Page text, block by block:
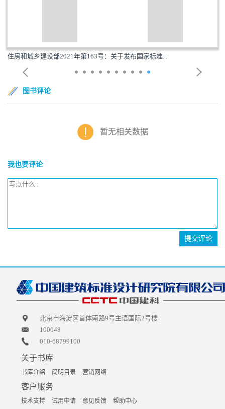
住房和城乡建设部2021年第163号：关于发布国家标准...
图书评论
暂无相关数据
我也要评论
提交评论
北京市海淀区首体南路9号主语国际2号楼
100048
010-68799100
关于书库
书库介绍 简明目录 营销网络
客户服务
技术支持 试用申请 意见反馈 帮助中心